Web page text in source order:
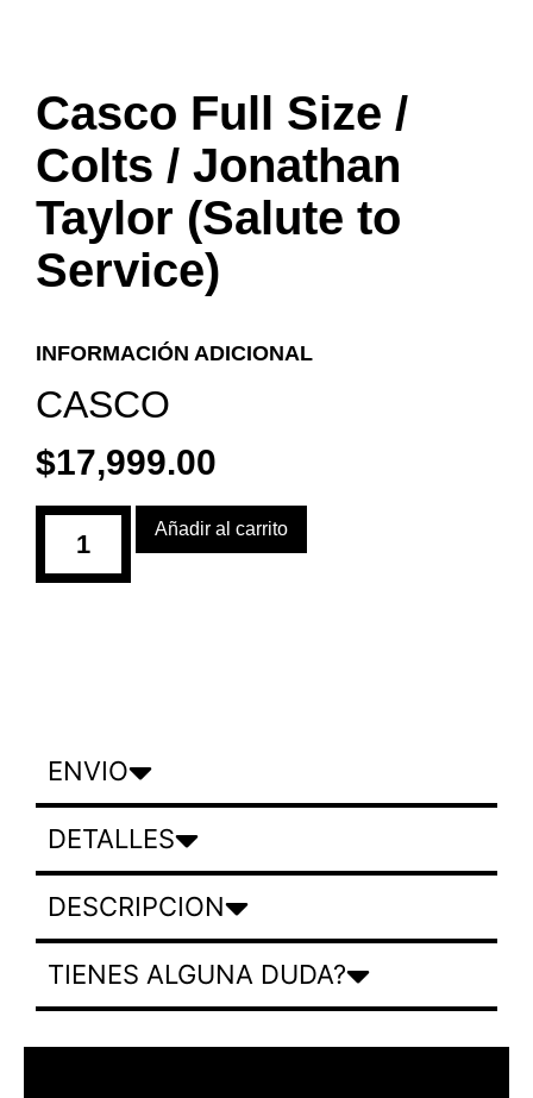
Casco Full Size /
Colts / Jonathan
Taylor (Salute to
Service)
INFORMACIÓN ADICIONAL
CASCO
$17,999.00
Añadir al carrito
ENVIO
DETALLES
DESCRIPCION
TIENES ALGUNA DUDA?